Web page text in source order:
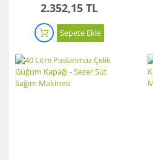
2.352,15 TL
Sepete Ekle